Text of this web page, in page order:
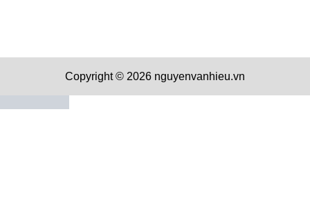
Copyright © 2026 nguyenvanhieu.vn